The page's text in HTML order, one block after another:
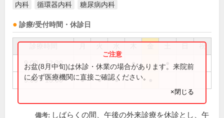
内科 循環器内科 糖尿病内科
診療/受付時間・休診日
祝
9:00～12:30 ●
9:00～13:00 ● ● ●
お盆(8月中旬)は休診・休業の場合があります。来院前
に必ず医療機関に直接ご確認ください。
×閉じる
備考: しばらくの間、午後の外来診療を休診とし、午